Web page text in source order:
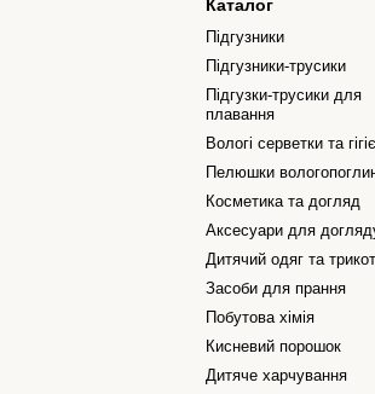
Каталог
Підгузники
Підгузники-трусики
Підгузки-трусики для
плавання
Вологі серветки та
Пелюшки
Косметика та догляд
Аксесуари для
Дитячий одяг та
Засоби для прання
Побутова хімія
Кисневий порошок
Дитяче харчування